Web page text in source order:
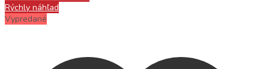
Rýchly náhľad
Vypredané